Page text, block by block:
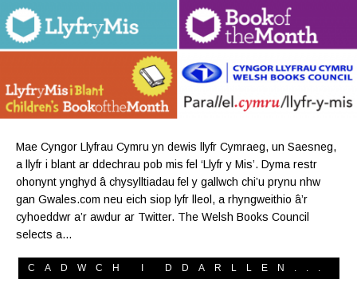
Mae Cyngor Llyfrau Cymru yn dewis llyfr Cymraeg, un Saesneg,
a llyfr i blant ar ddechrau pob mis fel ‘Llyfr y Mis’. Dyma restr
ohonynt ynghyd â chysylltiadau fel y gallwch chi’u prynu nhw
gan Gwales.com neu eich siop lyfr lleol, a rhyngweithio â’r
cyhoeddwr a’r awdur ar Twitter. The Welsh Books Council
selects a…
CADWCH I DDARLLEN...